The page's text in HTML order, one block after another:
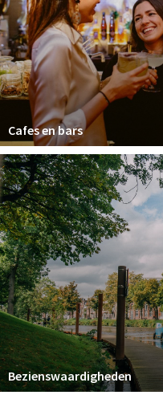
Privacy
Inloggen
Cafes en bars
Bezienswaardigheden